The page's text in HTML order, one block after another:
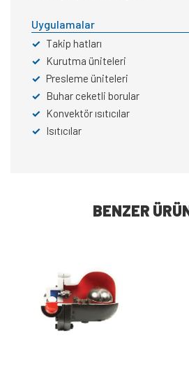
Uygulamalar
✓ Takip hatları
✓ Kurutma üniteleri
✓ Presleme üniteleri
✓ Buhar ceketli borular
✓ Konvektör ısıtıcılar
✓ Isıtıcılar
BENZER